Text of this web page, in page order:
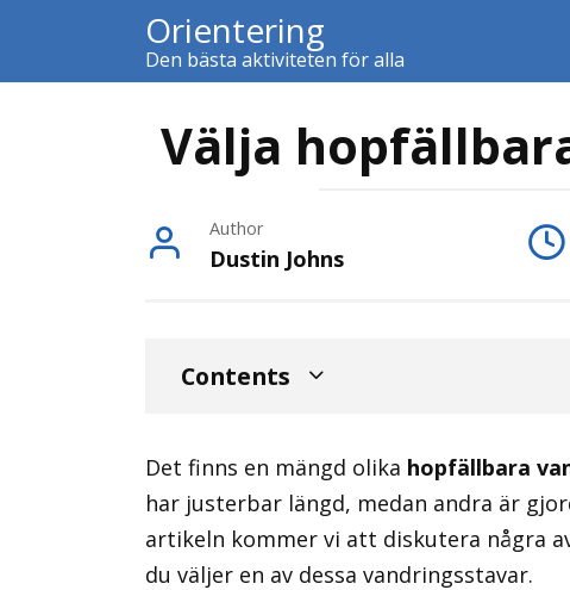
content
Orientering
Den bästa aktiviteten för alla
Välja
Author
Dustin Johns
Contents
Det finns en mängd olika hopfällbara
har justerbar längd, medan andra är
artikeln kommer vi att diskutera några
du väljer en av dessa vandringsstavar.